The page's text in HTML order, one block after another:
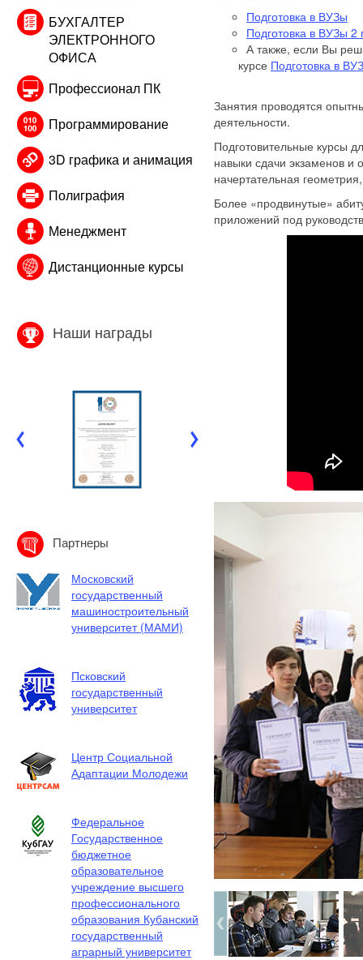
БУХГАЛТЕР
ЭЛЕКТРОННОГО
ОФИСА
Профессионал ПК
Программирование
3D графика и анимация
Полиграфия
Менеджмент
Дистанционные курсы
Наши награды
Партнеры
Московский
государственный
машиностроительный
университет (МАМИ)
Псковский
государственный
университет
Центр Социальной
Адаптации Молодежи
Федеральное
Государственное
бюджетное
образовательное
учреждение высшего
профессионального
образования Кубанский
государственный
аграрный университет
Подготовка в ВУЗы
Подготовка в ВУЗы 2
А также, если Вы
курсе Подготовка в
Занятия проводятся
деятельности.
Подготовительные курсы
навыки сдачи экзаменов и
начертательная
Более «продвинутые»
приложений под